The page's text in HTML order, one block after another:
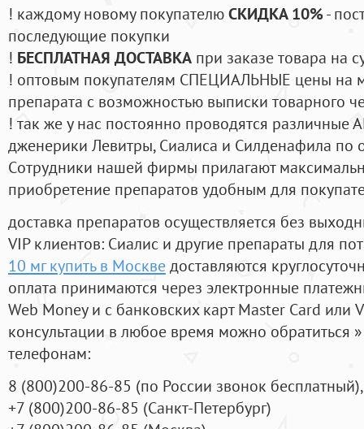
! каждому новому покупателюСКИДКА 10%-
последующие покупки
! БЕСПЛАТНАЯ ДОСТАВКА при заказе товара на
! оптовым покупателям СПЕЦИАЛЬНЫЕ цены на
препарата с возможностью выписки товарного
! так же у нас постоянно проводятся
дженерики Левитры, Сиалиса и Силденафила по
Cотрудники нашей фирмы прилагают
приобретение препаратов удобным для
доставка препаратов осуществляется без
VIP клиентов: Сиалис и другие препараты для
10 мг купить в Москведоставляются
оплата принимаются через электронные
Web Money и с банковских карт Master Card или
консультации в любое время можно обратиться
телефонам:
8 (800)200-86-85 (по России звонок бесплатный),
+7 (800)200-86-85 (Санкт-Петербург)